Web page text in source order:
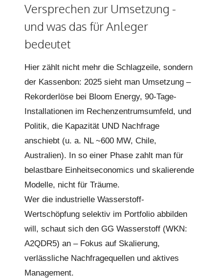
Versprechen zur Umsetzung -
und was das für Anleger
bedeutet
Hier zählt nicht mehr die Schlagzeile, sondern
der Kassenbon: 2025 sieht man Umsetzung –
Rekorderlöse bei Bloom Energy, 90-Tage-
Installationen im Rechenzentrumsumfeld, und
Politik, die Kapazität UND Nachfrage
anschiebt (u. a. NL ~600 MW, Chile,
Australien). In so einer Phase zahlt man für
belastbare Einheitseconomics und skalierende
Modelle, nicht für Träume.
Wer die industrielle Wasserstoff-
Wertschöpfung selektiv im Portfolio abbilden
will, schaut sich den GG Wasserstoff (WKN:
A2QDR5) an – Fokus auf Skalierung,
verlässliche Nachfragequellen und aktives
Management.